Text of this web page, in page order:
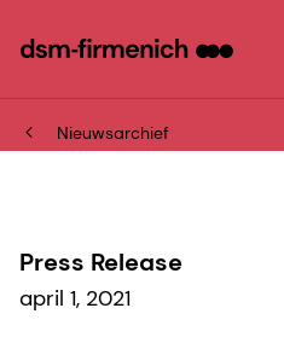
Nieuwsarchief
Press Release
april 1, 2021